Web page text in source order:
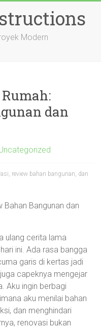
Modern
dan
review bahan bangunan, dan
Bahan Bangunan dan
ulang cerita lama
ini. Ada rasa bangga
garis di kertas jadi
capeknya mengejar
Aku ingin berbagi
aku menilai bahan
dan menghindari
renovasi bukan